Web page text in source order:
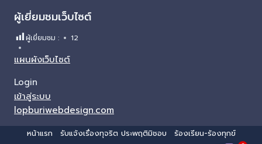
ผู้เยี่ยมชมเว็บไซต์
ผู้เยี่ยมชม : 12
แผนผังเว็บไซต์
Login
เข้าสู่ระบบ
lopburiwebdesign.com
หน้าแรก รับแจ้งเรื่องทุจริต ประพฤติมิชอบ
ร้องเรียน-ร้องทุกข์